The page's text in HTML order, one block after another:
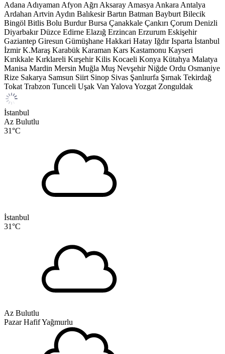
Adana Adıyaman Afyon Ağrı Aksaray Amasya Ankara Antalya
Ardahan Artvin Aydın Balıkesir Bartın Batman Bayburt Bilecik
Bingöl Bitlis Bolu Burdur Bursa Çanakkale Çankırı Çorum Denizli
Diyarbakır Düzce Edirne Elazığ Erzincan Erzurum Eskişehir
Gaziantep Giresun Gümüşhane Hakkari Hatay Iğdır Isparta İstanbul
İzmir K.Maraş Karabük Karaman Kars Kastamonu Kayseri
Kırıkkale Kırklareli Kırşehir Kilis Kocaeli Konya Kütahya Malatya
Manisa Mardin Mersin Muğla Muş Nevşehir Niğde Ordu Osmaniye
Rize Sakarya Samsun Siirt Sinop Sivas Şanlıurfa Şırnak Tekirdağ
Tokat Trabzon Tunceli Uşak Van Yalova Yozgat Zonguldak
İstanbul
Az Bulutlu
31°C
İstanbul
31°C
Az Bulutlu
Pazar Hafif Yağmurlu